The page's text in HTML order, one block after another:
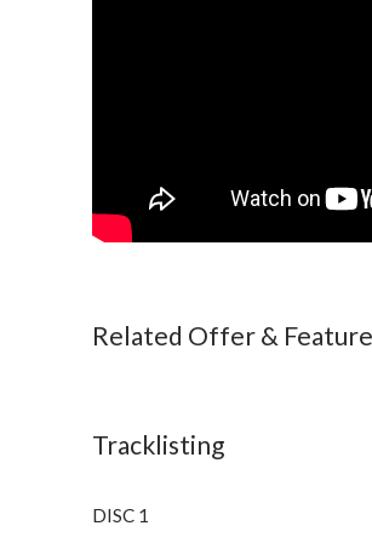
Related Offer & Feature
Tracklisting
DISC 1